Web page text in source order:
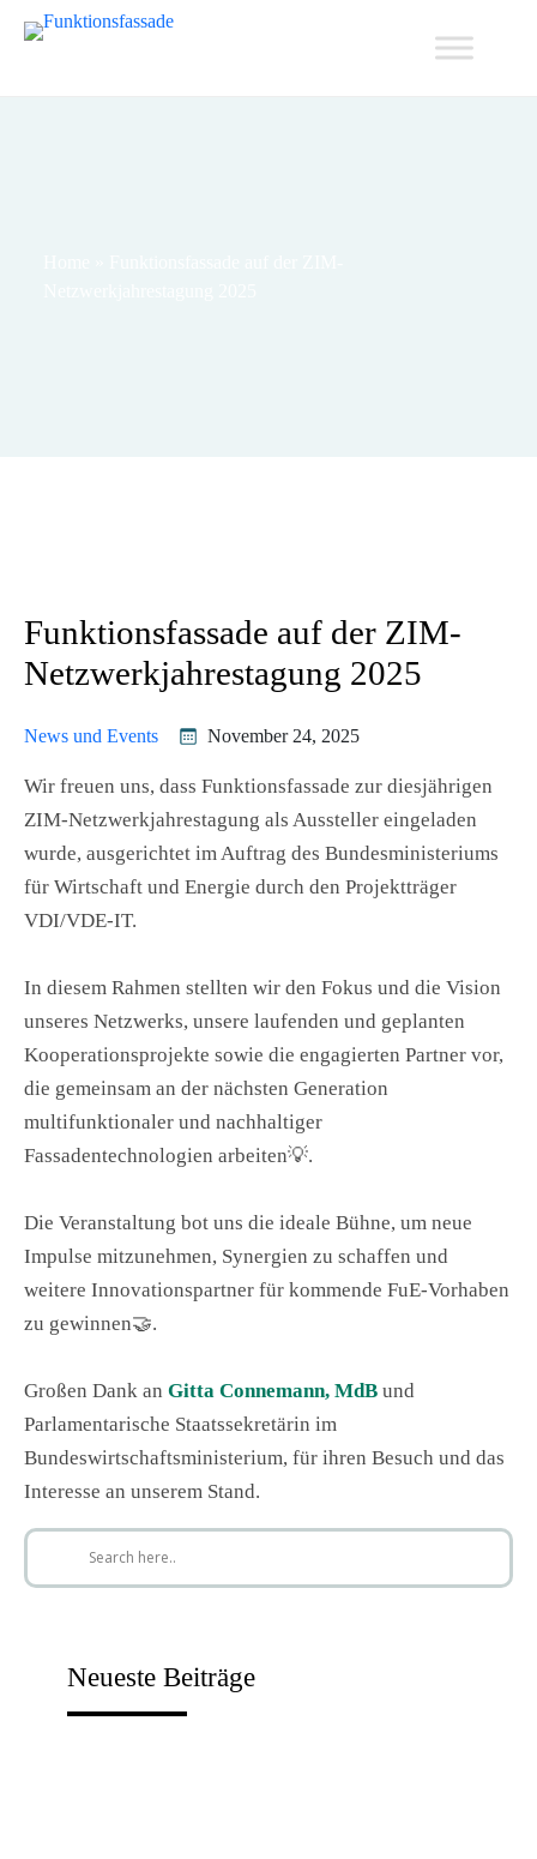
Funktionsfassade auf der ZIM-
Netzwerkjahrestagung 2025
News und Events November 24, 2025
Wir freuen uns, dass Funktionsfassade zur diesjährigen
ZIM-Netzwerkjahrestagung als Aussteller eingeladen
wurde, ausgerichtet im Auftrag des Bundesministeriums
für Wirtschaft und Energie durch den Projektträger
VDI/VDE-IT.
In diesem Rahmen stellten wir den Fokus und die Vision
unseres Netzwerks, unsere laufenden und geplanten
Kooperationsprojekte sowie die engagierten Partner vor,
die gemeinsam an der nächsten Generation
multifunktionaler und nachhaltiger
Fassadentechnologien arbeiten💡.
Die Veranstaltung bot uns die ideale Bühne, um neue
Impulse mitzunehmen, Synergien zu schaffen und
weitere Innovationspartner für kommende FuE-Vorhaben
zu gewinnen🤝.
Großen Dank an Gitta Connemann, MdB und
Parlamentarische Staatssekretärin im
Bundeswirtschaftsministerium, für ihren Besuch und das
Interesse an unserem Stand.
Neueste Beiträge